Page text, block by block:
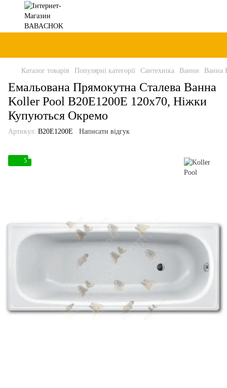
Каталог товарів Популярні категорії Сантехніка Ванни Ванна
Емальована Прямокутна Сталева Ванна
Koller Pool B20E1200E 120x70, Ніжки
Купуються Окремо
Артикул: B20E1200E Написати відгук
5